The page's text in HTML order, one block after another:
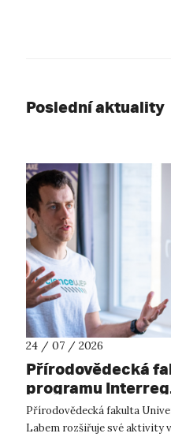
Poslední aktuality
24 / 07 / 2026
Přírodovědecká
programu
přeshraniční
partnery
Přírodovědecká fakulta
Labem rozšiřuje své aktivity